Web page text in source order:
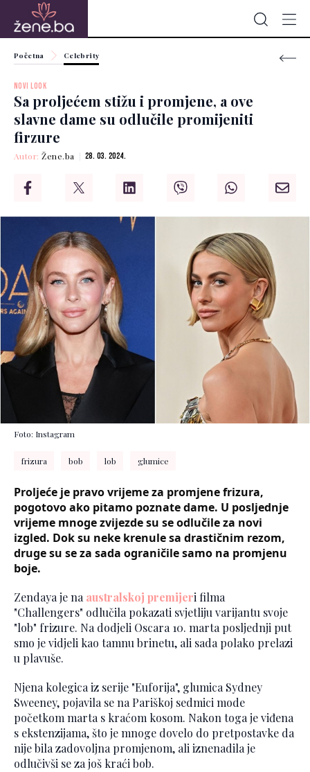
Početna Celebrity
NOVI LOOK
Sa proljećem stižu i promjene, a ove
slavne dame su odlučile promijeniti
firzure
Autor:Žene.ba 28. 03. 2024.
Foto: Instagram
frizura bob lob glumice
Proljeće je pravo vrijeme za promjene frizura,
pogotovo ako pitamo poznate dame. U posljednje
vrijeme mnoge zvijezde su se odlučile za novi
izgled. Dok su neke krenule sa drastičnim rezom,
druge su se za sada ograničile samo na promjenu
boje.
Zendaya je naaustralskoj premijeri filma
"Challengers" odlučila pokazati svjetliju varijantu svoje
"lob" frizure. Na dodjeli Oscara 10. marta posljednji put
smo je vidjeli kao tamnu brinetu, ali sada polako prelazi
u plavuše.
Njena kolegica iz serije "Euforija", glumica Sydney
Sweeney, pojavila se na Pariškoj sedmici mode
početkom marta s kraćom kosom. Nakon toga je viđena
s ekstenzijama, što je mnoge dovelo do pretpostavke da
nije bila zadovoljna promjenom, ali iznenadila je
odlučivši se za još kraći bob.